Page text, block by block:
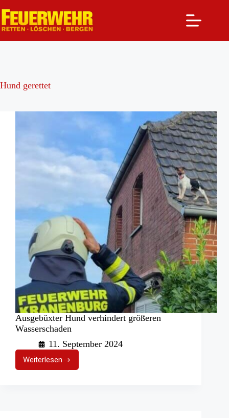
Inhalt
springen
Hund gerettet
Ausgebüxter Hund verhindert größeren
Wasserschaden
11. September 2024
WeiterlesenAusgebüxter
Hund